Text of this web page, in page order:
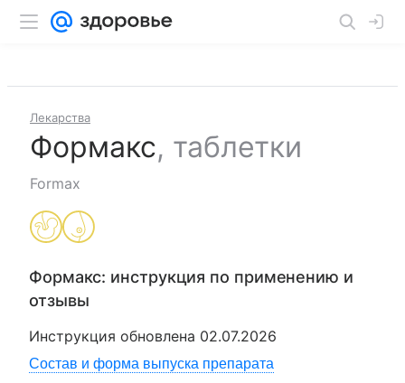
Лекарства
Формакс, таблетки
Formax
Формакс: инструкция по применению и
отзывы
Инструкция обновлена 02.07.2026
Состав и форма выпуска препарата